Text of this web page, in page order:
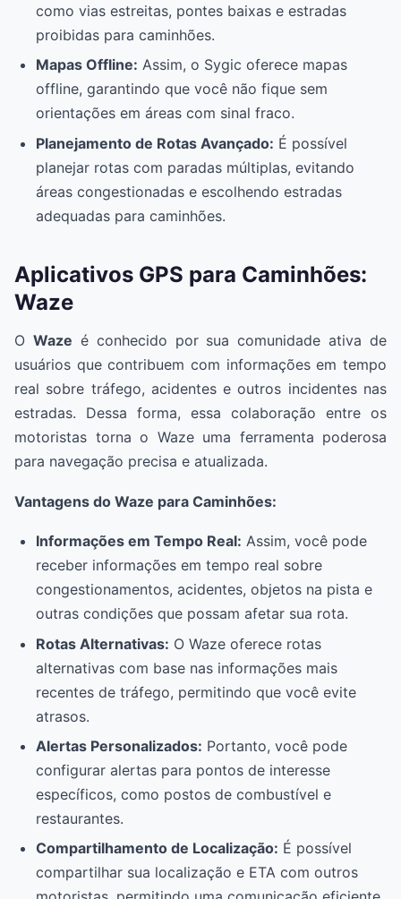
como vias estreitas, pontes baixas e estradas
proibidas para caminhões.
Mapas Offline: Assim, o Sygic oferece mapas
offline, garantindo que você não fique sem
orientações em áreas com sinal fraco.
Planejamento de Rotas Avançado: É possível
planejar rotas com paradas múltiplas, evitando
áreas congestionadas e escolhendo estradas
adequadas para caminhões.
Aplicativos GPS para Caminhões:
Waze
O Waze é conhecido por sua comunidade ativa de
usuários que contribuem com informações em tempo
real sobre tráfego, acidentes e outros incidentes nas
estradas. Dessa forma, essa colaboração entre os
motoristas torna o Waze uma ferramenta poderosa
para navegação precisa e atualizada.
Vantagens do Waze para Caminhões:
Informações em Tempo Real: Assim, você pode
receber informações em tempo real sobre
congestionamentos, acidentes, objetos na pista e
outras condições que possam afetar sua rota.
Rotas Alternativas: O Waze oferece rotas
alternativas com base nas informações mais
recentes de tráfego, permitindo que você evite
atrasos.
Alertas Personalizados: Portanto, você pode
configurar alertas para pontos de interesse
específicos, como postos de combustível e
restaurantes.
Compartilhamento de Localização: É possível
compartilhar sua localização e ETA com outros